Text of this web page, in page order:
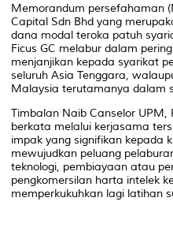
Memorandum persefahaman
Capital Sdn Bhd yang
dana modal teroka patuh
Ficus GC melabur dalam
menjanjikan kepada syarikat
seluruh Asia Tenggara,
Malaysia terutamanya dalam
Timbalan Naib Canselor UPM,
berkata melalui kerjasama
impak yang signifikan kepada
mewujudkan peluang
teknologi, pembiayaan atau
pengkomersilan harta intelek
memperkukuhkan lagi latihan